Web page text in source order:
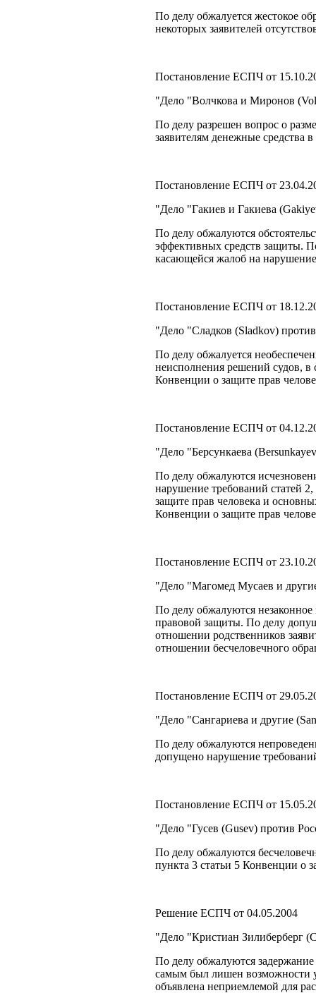
По делу обжалуется жестокое
некоторых заявителей
Постановление ЕСПЧ от
"Дело "Волчкова и Миронов
По делу разрешен вопрос о
заявителям денежные средства
Постановление ЕСПЧ от
"Дело "Гакиев и Гакиева
По делу обжалуются
эффективных средств защиты.
касающейся жалоб на
Постановление ЕСПЧ от
"Дело "Сладков (Sladkov)
По делу обжалуется
неисполнения решений судов, в
Конвенции о защите прав
Постановление ЕСПЧ от
"Дело "Берсункаева
По делу обжалуются
нарушение требований статей
защите прав человека и
Конвенции о защите прав
Постановление ЕСПЧ от
"Дело "Магомед Мусаев и
По делу обжалуются незаконное
правовой защиты. По делу
отношении родственников
отношении бесчеловечного
Постановление ЕСПЧ от
"Дело "Сангариева и другие
По делу обжалуются
допущено нарушение
Постановление ЕСПЧ от
"Дело "Гусев (Gusev) против
По делу обжалуются
пункта 3 статьи 5 Конвенции о
Решение ЕСПЧ от 04.05.2004
"Дело "Кристиан Зилиберберг
По делу обжалуются
самым был лишен возможности
объявлена неприемлемой для